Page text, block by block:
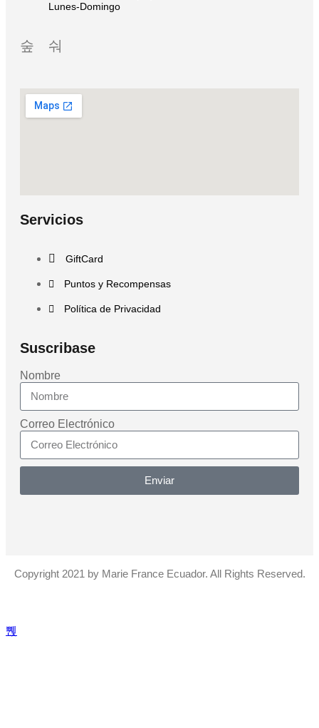
Lunes-Domingo
Servicios
GiftCard
Puntos y Recompensas
Política de Privacidad
Suscribase
Nombre
Correo Electrónico
Enviar
Copyright 2021 by Marie France Ecuador. All Rights Reserved.